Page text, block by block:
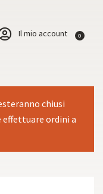
Il mio account 0
chiusi
effettuare ordini a